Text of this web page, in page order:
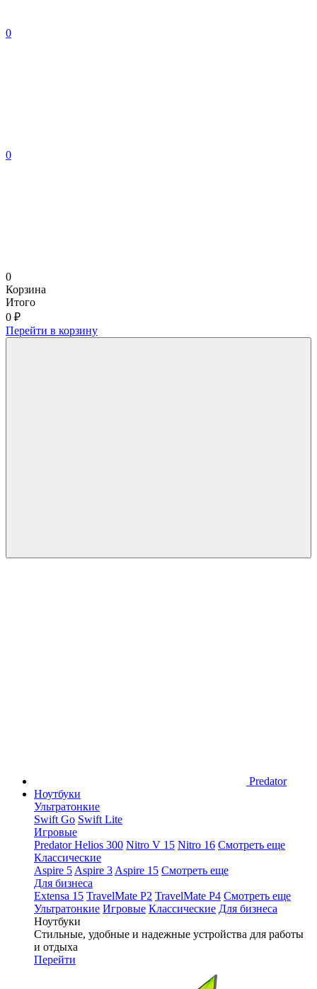
0
0
0
Корзина
Итого
0 ₽
Перейти в корзину
Predator
Ноутбуки
Ультратонкие
Swift Go Swift Lite
Игровые
Predator Helios 300 Nitro V 15 Nitro 16 Смотреть еще
Классические
Aspire 5 Aspire 3 Aspire 15 Смотреть еще
Для бизнеса
Extensa 15 TravelMate P2 TravelMate P4 Смотреть еще
Ультратонкие Игровые Классические Для бизнеса
Ноутбуки
Стильные, удобные и надежные устройства для работы
и отдыха
Перейти